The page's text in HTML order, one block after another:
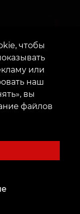
чтобы
или
наш
вы
файлов